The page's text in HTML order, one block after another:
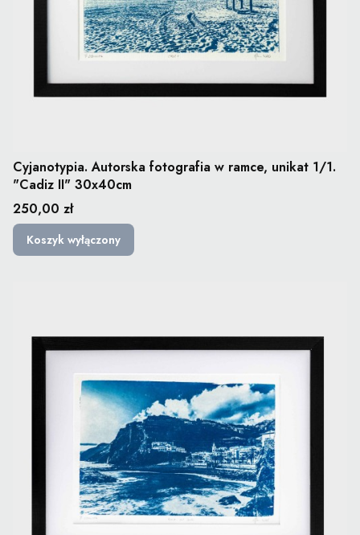
Cyjanotypia. Autorska fotografia w ramce, unikat 1/1.
"Cadiz II" 30x40cm
Cena
250,00 zł
Koszyk wyłączony